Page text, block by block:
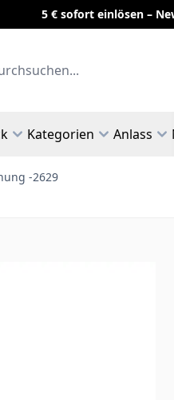
5 € sofort einlösen –
Kategorien Anlass
-2629